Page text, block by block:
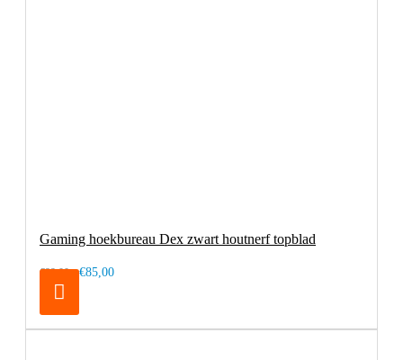
Gaming hoekbureau Dex zwart houtnerf topblad
€99,00 €85,00